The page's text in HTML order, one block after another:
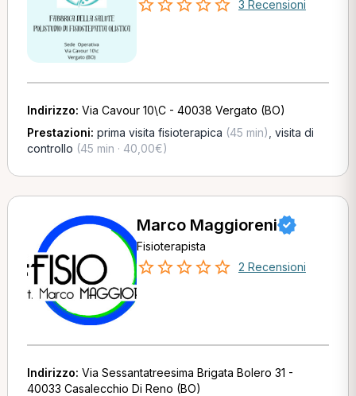
3 Recensioni
Indirizzo: Via Cavour 10\C - 40038 Vergato (BO)
Prestazioni: prima visita fisioterapica (45 min) visita di
controllo (45 min · 40,00€)
Marco Maggioreni
Fisioterapista
2 Recensioni
Indirizzo: Via Sessantatreesima Brigata Bolero 31 -
40033 Casalecchio Di Reno (BO)